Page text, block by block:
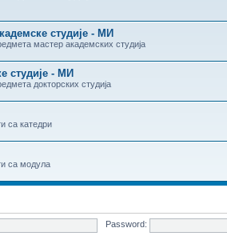
студије - МИ
мастер академских студија
студије - МИ
докторских студија
са катедри
са модула
Password: